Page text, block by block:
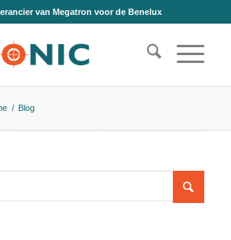
van Megatron voor de Benelux
/ Blog